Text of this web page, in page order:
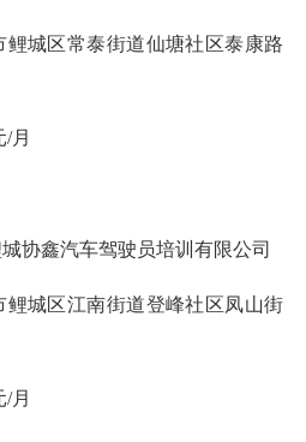
城区常泰街道仙塘社区泰康路
月
鑫汽车驾驶员培训有限公司
城区江南街道登峰社区凤山街
月